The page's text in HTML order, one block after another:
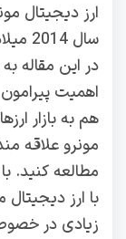
ارز دیجیتال
سال
در این مقاله
اهمیت
هم به بازار
مونرو علاقه
مطالعه کنید.
با ارز
زیادی در